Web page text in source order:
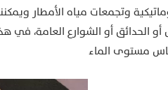
وتجمعات مياه الأمطار
أو الحدائق أو الشوارع العامة،